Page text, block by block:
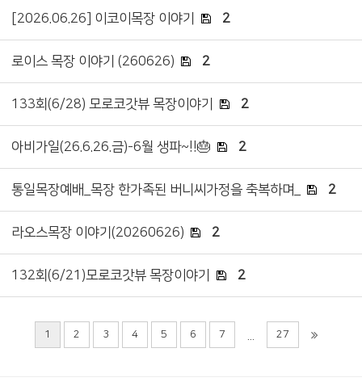
[2026.06.26] 이코이목장 이야기 2
로이스 목장 이야기 (260626) 2
133회(6/28) 모로코갓뷰 목장이야기 2
아비가일(26.6.26.금)-6월 생파~!!🎂 2
통일목장예배_목장 한가족된 버니씨가정을 축복하며_ 2
라오스목장 이야기(20260626) 2
132회(6/21)모로코갓뷰 목장이야기 2
1 2 3 4 5 6 7 ... 27